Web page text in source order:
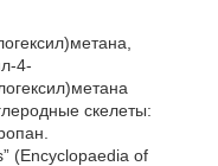
4-
скелеты:
(Encyclopaedia of